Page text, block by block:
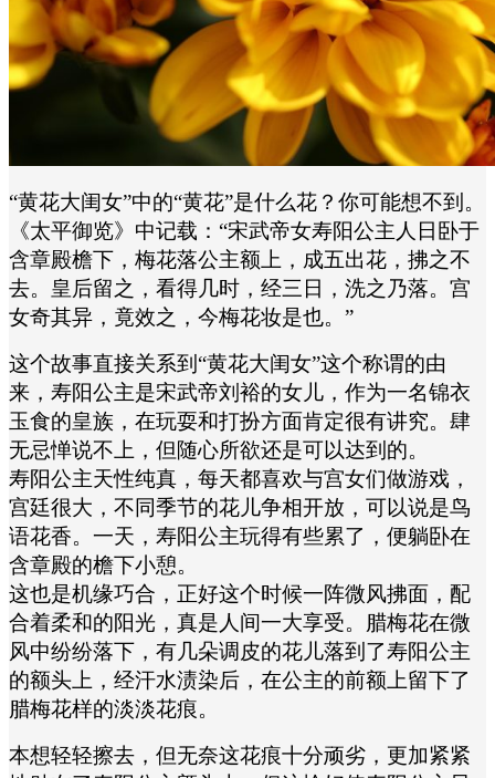
“黄花大闺女”中的“黄花”是什么花？你可能想不到。
《太平御览》中记载：“宋武帝女寿阳公主人日卧于
含章殿檐下，梅花落公主额上，成五出花，拂之不
去。皇后留之，看得几时，经三日，洗之乃落。宫
女奇其异，竟效之，今梅花妆是也。”
这个故事直接关系到“黄花大闺女”这个称谓的由
来，寿阳公主是宋武帝刘裕的女儿，作为一名锦衣
玉食的皇族，在玩耍和打扮方面肯定很有讲究。肆
无忌惮说不上，但随心所欲还是可以达到的。
寿阳公主天性纯真，每天都喜欢与宫女们做游戏，
宫廷很大，不同季节的花儿争相开放，可以说是鸟
语花香。一天，寿阳公主玩得有些累了，便躺卧在
含章殿的檐下小憩。
这也是机缘巧合，正好这个时候一阵微风拂面，配
合着柔和的阳光，真是人间一大享受。腊梅花在微
风中纷纷落下，有几朵调皮的花儿落到了寿阳公主
的额头上，经汗水渍染后，在公主的前额上留下了
腊梅花样的淡淡花痕。
本想轻轻擦去，但无奈这花痕十分顽劣，更加紧紧